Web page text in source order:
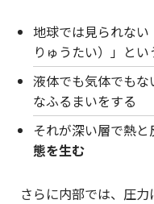
地球では見られな
りゅうたい）」と
液体でも気体でも
なふるまいをする
それが深い層で熱と
態を生む
さらに内部では、圧力